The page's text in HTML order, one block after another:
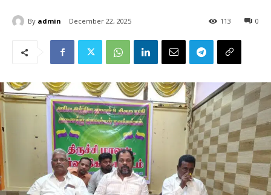
By admin December 22, 2025 0
113